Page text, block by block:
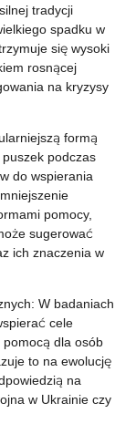
tradycji
spadku w
się wysoki
rosnącej
na kryzysy
formą
podczas
do wspierania
pomocy,
sugerować
ich znaczenia w
W badaniach
cele
dla osób
to na ewolucję
na
w Ukrainie czy